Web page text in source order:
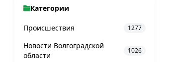
Категории
Происшествия 1277
Новости Волгоградской
области
1026